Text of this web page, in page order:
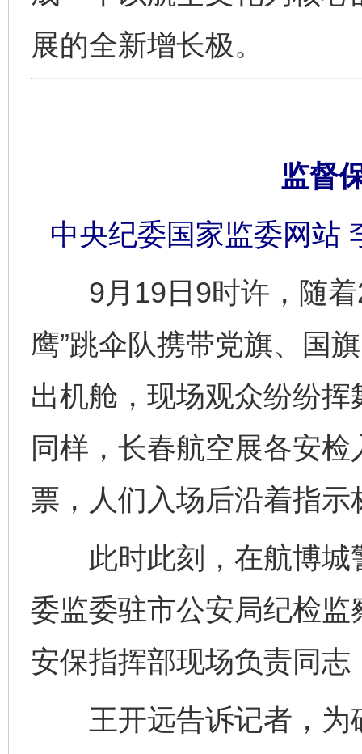
展的全新增长极。
监督
中央纪委国家监委网站
9月19日9时许，随着2
鹰”跳伞队携带党旗、国
出机舱，现场观众纷纷
同样，长春航空展各安
票，人们入场后沿着指
此时此刻，在航博城
委监委驻市公安局纪检
安保指挥部现场负责同
王开远告诉记者，为